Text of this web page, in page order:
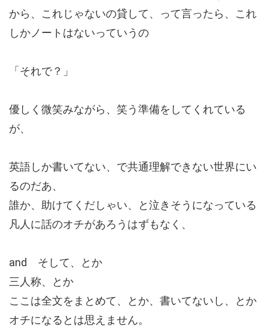
から、これじゃないの貸して、って言ったら、これ
しかノートはないっていうの
「それで？」
優しく微笑みながら、笑う準備をしてくれている
が、
英語しか書いてない、で共通理解できない世界にい
るのだあ、
誰か、助けてくだしゃい、と泣きそうになっている
凡人に話のオチがあろうはずもなく、
and そして、とか
三人称、とか
ここは全文をまとめて、とか、書いてないし、とか
オチになるとは思えません。